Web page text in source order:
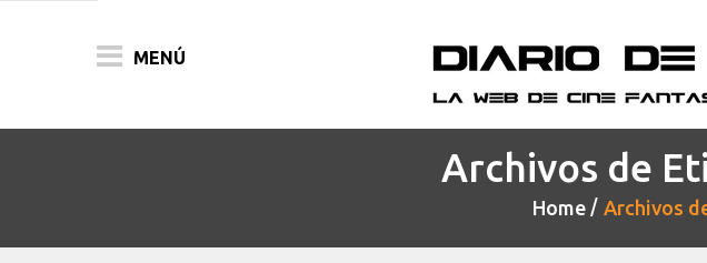
MENÚ
Archivos de
Home Archivos